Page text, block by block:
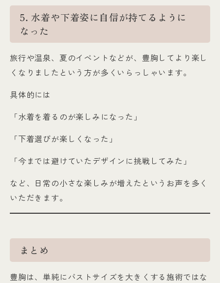
5. 水着や下着姿に自信が持てるように
なった
旅行や温泉、夏のイベントなどが、豊胸してより楽し
くなりましたという方が多くいらっしゃいます。
具体的には
「水着を着るのが楽しみになった」
「下着選びが楽しくなった」
「今までは避けていたデザインに挑戦してみた」
など、日常の小さな楽しみが増えたというお声を多く
いただきます。
まとめ
豊胸は、単純にバストサイズを大きくする施術ではな